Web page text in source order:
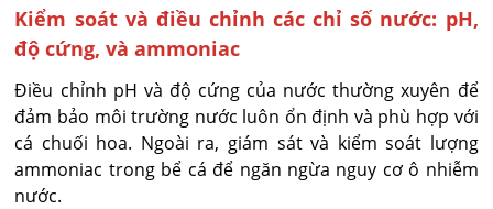
Kiểm soát và điều chỉnh các chỉ số nước: pH,
độ cứng, và ammoniac
Điều chỉnh pH và độ cứng của nước thường xuyên để
đảm bảo môi trường nước luôn ổn định và phù hợp với
cá chuối hoa. Ngoài ra, giám sát và kiểm soát lượng
ammoniac trong bể cá để ngăn ngừa nguy cơ ô nhiễm
nước.